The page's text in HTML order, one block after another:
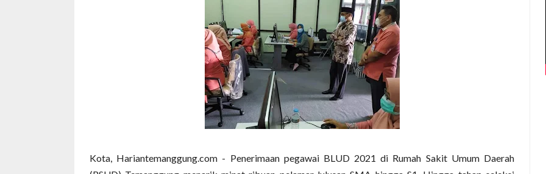
Kota, Hariantemanggung.com - Penerimaan pegawai BLUD 2021 di Rumah Sakit Umum Daerah